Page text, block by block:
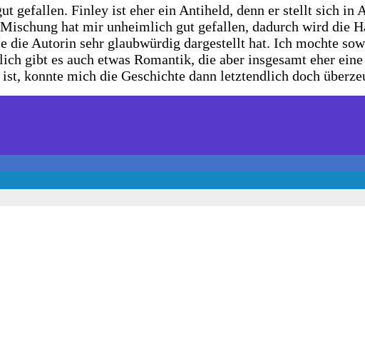
gefallen. Finley ist eher ein Antiheld, denn er stellt sich in
hat mir unheimlich gut gefallen, dadurch wird die
die Autorin sehr glaubwürdig dargestellt hat. Ich mochte
gibt es auch etwas Romantik, die aber insgesamt eher
konnte mich die Geschichte dann letztendlich doch